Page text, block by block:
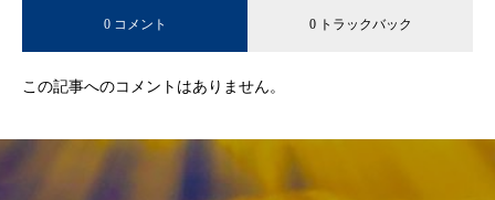
0 コメント 0 トラックバック
この記事へのコメントはありません。